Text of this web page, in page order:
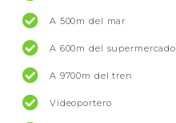
A 500m del mar
A 600m del supermercado
A 9700m del tren
Videoportero